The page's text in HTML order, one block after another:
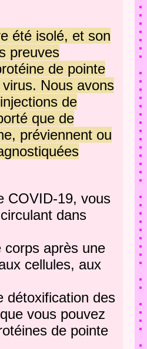
été isolé, et son
preuves
de pointe
Nous avons
de
que de
préviennent ou
COVID-19, vous
dans
corps après une
cellules, aux
détoxification des
vous pouvez
de pointe